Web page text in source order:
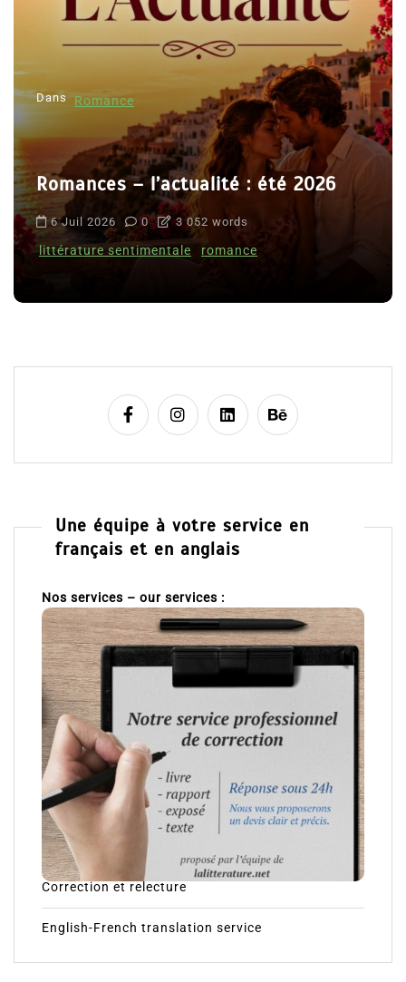
Dans Romance
Romances – l’actualité : été 2026
6 Juil 2026 0 3 052 words
littérature sentimentale romance
Une équipe à votre service en
français et en anglais
Nos services – our services :
Correction et relecture
English-French translation service